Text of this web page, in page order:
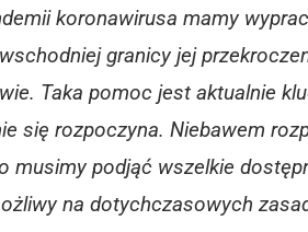
koronawirusa mamy
granicy jej
Taka pomoc jest aktualnie
się rozpoczyna. Niebawem
musimy podjąć wszelkie
na dotychczasowych